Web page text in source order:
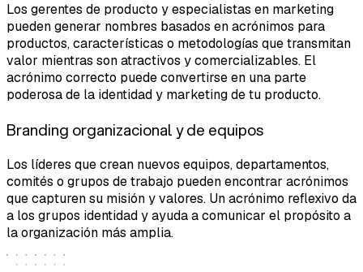
Los gerentes de producto y especialistas en marketing
pueden generar nombres basados en acrónimos para
productos, características o metodologías que transmitan
valor mientras son atractivos y comercializables. El
acrónimo correcto puede convertirse en una parte
poderosa de la identidad y marketing de tu producto.
Branding organizacional y de equipos
Los líderes que crean nuevos equipos, departamentos,
comités o grupos de trabajo pueden encontrar acrónimos
que capturen su misión y valores. Un acrónimo reflexivo da
a los grupos identidad y ayuda a comunicar el propósito a
la organización más amplia.